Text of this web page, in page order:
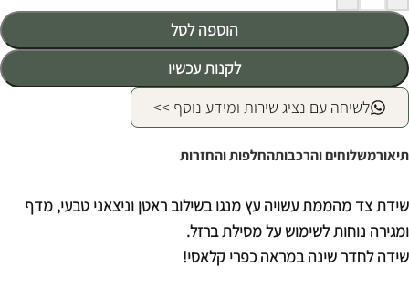
הוספה לסל
לקנות עכשיו
לשיחה עם נציג שירות ומידע נוסף >>
תיאורמשלוחים והרכבותהחלפות והחזרות
שידת צד מהממת עשויה עץ מנגו בשילוב ראטן וניצאני טבעי, מדף
ומגירה נוחות לשימוש על מסילת ברזל.
שידה לחדר שינה במראה כפרי קלאסי!